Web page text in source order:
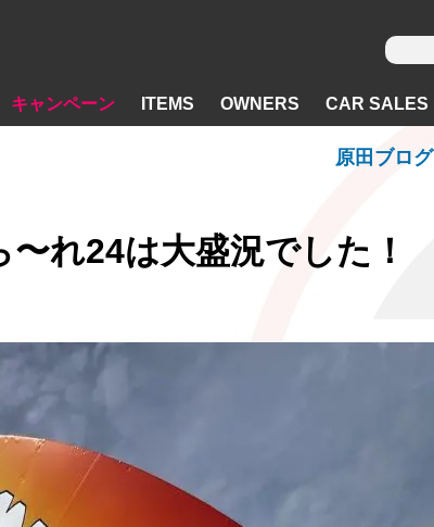
キャンペーン ITEMS OWNERS CAR SALES
れ24は大盛況でした！
原田ブログ